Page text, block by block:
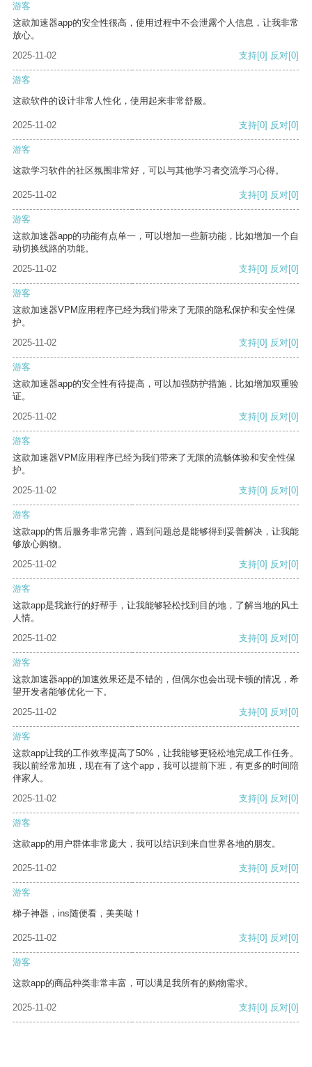
游客
这款加速器app的安全性很高，使用过程中不会泄露个人信息，让我非常
放心。
2025-11-02
支持[0] 反对[0]
游客
这款软件的设计非常人性化，使用起来非常舒服。
2025-11-02 支持[0] 反对[0]
游客
这款学习软件的社区氛围非常好，可以与其他学习者交流学习心得。
2025-11-02 支持[0] 反对[0]
游客
这款加速器app的功能有点单一，可以增加一些新功能，比如增加一个自
动切换线路的功能。
2025-11-02
支持[0] 反对[0]
游客
这款加速器VPM应用程序已经为我们带来了无限的隐私保护和安全性保
护。
2025-11-02
支持[0] 反对[0]
游客
这款加速器app的安全性有待提高，可以加强防护措施，比如增加双重验
证。
2025-11-02
支持[0] 反对[0]
游客
这款加速器VPM应用程序已经为我们带来了无限的流畅体验和安全性保
护。
2025-11-02
支持[0] 反对[0]
游客
这款app的售后服务非常完善，遇到问题总是能够得到妥善解决，让我能
够放心购物。
2025-11-02
支持[0] 反对[0]
游客
这款app是我旅行的好帮手，让我能够轻松找到目的地，了解当地的风土
人情。
2025-11-02
支持[0] 反对[0]
游客
这款加速器app的加速效果还是不错的，但偶尔也会出现卡顿的情况，希
望开发者能够优化一下。
2025-11-02
支持[0] 反对[0]
游客
这款app让我的工作效率提高了50%，让我能够更轻松地完成工作任务。
我以前经常加班，现在有了这个app，我可以提前下班，有更多的时间陪
伴家人。
2025-11-02
支持[0] 反对[0]
游客
这款app的用户群体非常庞大，我可以结识到来自世界各地的朋友。
2025-11-02 支持[0] 反对[0]
游客
梯子神器，ins随便看，美美哒！
2025-11-02 支持[0] 反对[0]
游客
这款app的商品种类非常丰富，可以满足我所有的购物需求。
2025-11-02 支持[0] 反对[0]